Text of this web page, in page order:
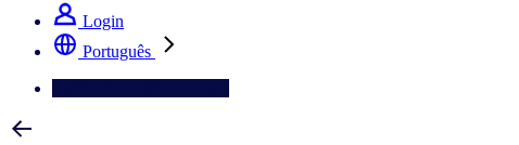
Login
Português